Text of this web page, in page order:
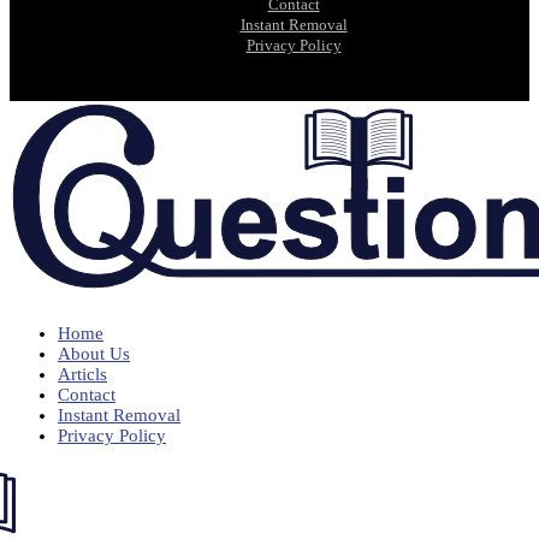
Contact
Instant Removal
Privacy Policy
Home
About Us
Articls
Contact
Instant Removal
Privacy Policy